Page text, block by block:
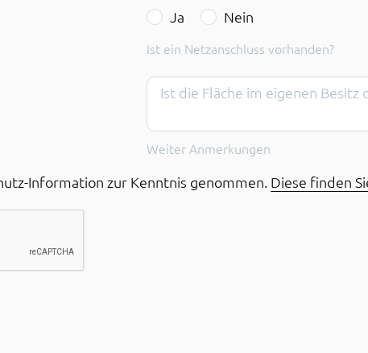
Ist ein Netzanschluss vorhanden?
Ja Nein
Ist ein Netzanschluss vorhanden?
Weiter Anmerkungen
Information zur Kenntnis genommen. Diese finden